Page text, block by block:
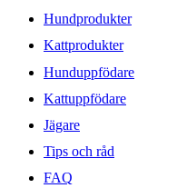
Hundprodukter
Kattprodukter
Hunduppfödare
Kattuppfödare
Jägare
Tips och råd
FAQ